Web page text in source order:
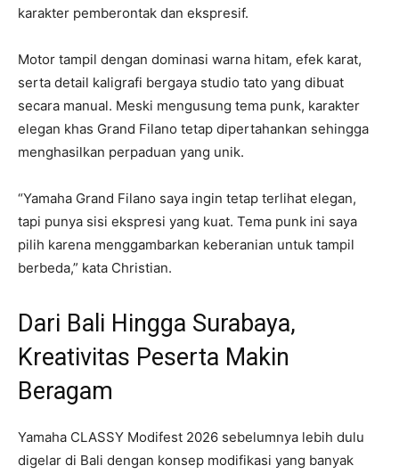
karakter pemberontak dan ekspresif.
Motor tampil dengan dominasi warna hitam, efek karat,
serta detail kaligrafi bergaya studio tato yang dibuat
secara manual. Meski mengusung tema punk, karakter
elegan khas Grand Filano tetap dipertahankan sehingga
menghasilkan perpaduan yang unik.
“Yamaha Grand Filano saya ingin tetap terlihat elegan,
tapi punya sisi ekspresi yang kuat. Tema punk ini saya
pilih karena menggambarkan keberanian untuk tampil
berbeda,” kata Christian.
Dari Bali Hingga Surabaya,
Kreativitas Peserta Makin
Beragam
Yamaha CLASSY Modifest 2026 sebelumnya lebih dulu
digelar di Bali dengan konsep modifikasi yang banyak